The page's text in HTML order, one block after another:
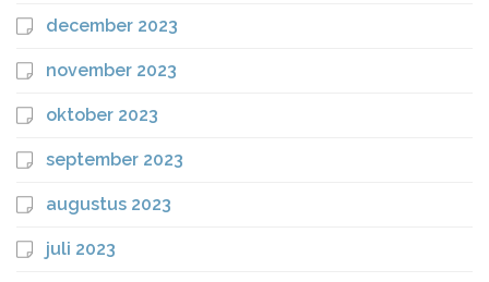
december 2023
november 2023
oktober 2023
september 2023
augustus 2023
juli 2023